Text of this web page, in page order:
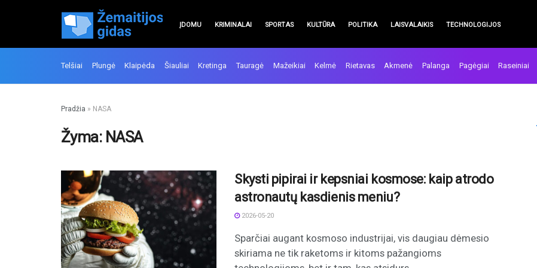
ĮDOMU KRIMINALAI SPORTAS KULTŪRA POLITIKA LAISVALAIKIS TECHNOLOGIJOS
Telšiai Plungė Klaipėda Šiauliai Kretinga Tauragė Mažeikiai Kelmė Rietavas Akmenė Palanga Pagėgiai Raseiniai
Pradžia » NASA
Žyma: NASA
Skysti pipirai ir kepsniai kosmose: kaip atrodo
astronautų kasdienis meniu?
2026-05-20
Sparčiai augant kosmoso industrijai, vis daugiau dėmesio
skiriama ne tik raketoms ir kitoms pažangioms